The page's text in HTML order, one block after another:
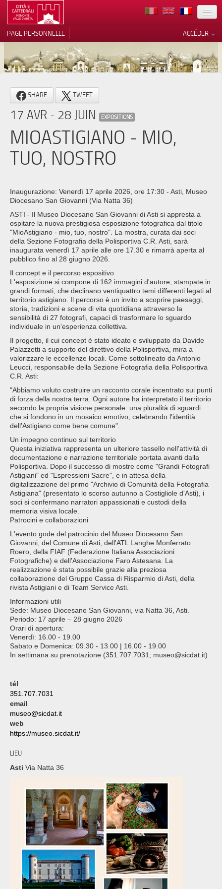
TERRITOIRE
ARCHITECTURE
MUSÉES
ITINÉRAIRES
EVÉNEMENTS
CONTACTS
ACCÉDER
PAGE PERSONNELLE
SHARE TWEET
17 AVR - 28 JUIN EXPOSITIONS
MIOASTIGIANO - MIO,
TUO, NOSTRO
Inaugurazione: Venerdì 17 aprile 2026, ore 17:30 - Asti, Museo
Diocesano San Giovanni (Via Natta 36)
ASTI - Il Museo Diocesano San Giovanni di Asti si appresta a
ospitare la nuova prestigiosa esposizione fotografica dal titolo
"MioAstigiano - mio, tuo, nostro". La mostra, curata dai soci
della Sezione Fotografia della Polisportiva C.R. Asti, sarà
inaugurata venerdì 17 aprile alle ore 17.30 e rimarrà aperta al
pubblico fino al 28 giugno 2026.
Il concept e il percorso espositivo
L'esposizione si compone di 162 immagini d'autore, stampate in
grandi formati, che declinano ventiquattro temi differenti legati al
territorio astigiano. Il percorso è un invito a scoprire paesaggi,
storia, tradizioni e scene di vita quotidiana attraverso la
sensibilità di 27 fotografi, capaci di trasformare lo sguardo
individuale in un'esperienza collettiva.
Il progetto, il cui concept è stato ideato e sviluppato da Davide
Palazzetti a supporto del direttivo della Polisportiva, mira a
valorizzare le eccellenze locali. Come sottolineato da Antonio
Leucci, responsabile della Sezione Fotografia della Polisportiva
C.R. Asti:
"Abbiamo voluto costruire un racconto corale incentrato sui punti
di forza della nostra terra. Ogni autore ha interpretato il territorio
secondo la propria visione personale: una pluralità di sguardi
che si fondono in un mosaico emotivo, celebrando l'identità
dell'Astigiano come bene comune".
Un impegno continuo sul territorio
Questa iniziativa rappresenta un ulteriore tassello nell'attività di
documentazione e narrazione territoriale portata avanti dalla
Polisportiva. Dopo il successo di mostre come "Grandi Fotografi
Astigiani" ed "Espressioni Sacre", e in attesa della
digitalizzazione del primo "Archivio di Comunità della Fotografia
Astigiana" (presentato lo scorso autunno a Costigliole d'Asti), i
soci si confermano narratori appassionati e custodi della
memoria visiva locale.
Patrocini e collaborazioni
L'evento gode del patrocinio del Museo Diocesano San
Giovanni, del Comune di Asti, dell'ATL Langhe Monferrato
Roero, della FIAF (Federazione Italiana Associazioni
Fotografiche) e dell'Associazione Faro Astesana. La
realizzazione è stata possibile grazie alla preziosa
collaborazione del Gruppo Cassa di Risparmio di Asti, della
rivista Astigiani e di Team Service Asti.
Informazioni utili
Sede: Museo Diocesano San Giovanni, via Natta 36, Asti.
Periodo: 17 aprile – 28 giugno 2026
Orari di apertura:
Venerdì: 16.00 - 19.00
Sabato e Domenica: 09.30 - 13.00 | 16.00 - 19.00
In settimana su prenotazione (351.707.7031; museo@sicdat.it)
tél
351.707.7031
email
museo@sicdat.it
web
https://museo.sicdat.it/
LIEU
Asti Via Natta 36
Notification lors de la collecte
Vos choix en matière de
confidentialité